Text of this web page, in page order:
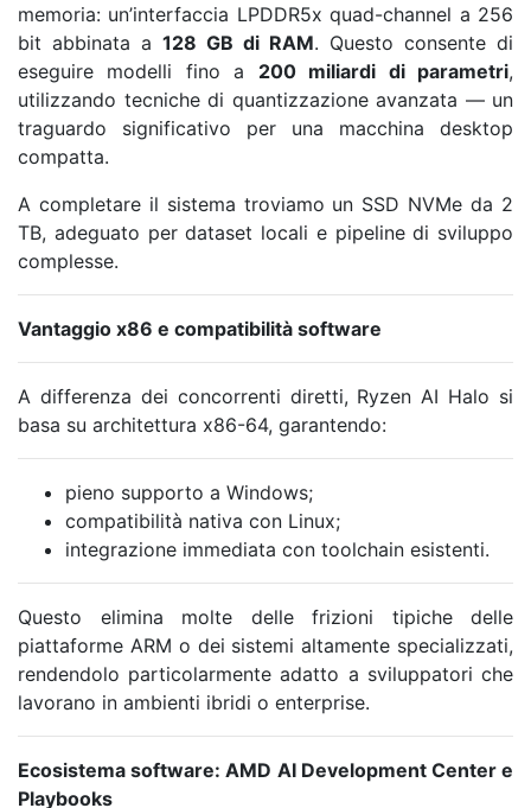
memoria: un’interfaccia LPDDR5x quad-channel a 256
bit abbinata a 128 GB di RAM. Questo consente di
eseguire modelli fino a 200 miliardi di parametri,
utilizzando tecniche di quantizzazione avanzata — un
traguardo significativo per una macchina desktop
compatta.
A completare il sistema troviamo un SSD NVMe da 2
TB, adeguato per dataset locali e pipeline di sviluppo
complesse.
Vantaggio x86 e compatibilità software
A differenza dei concorrenti diretti, Ryzen AI Halo si
basa su architettura x86-64, garantendo:
pieno supporto a Windows;
compatibilità nativa con Linux;
integrazione immediata con toolchain esistenti.
Questo elimina molte delle frizioni tipiche delle
piattaforme ARM o dei sistemi altamente specializzati,
rendendolo particolarmente adatto a sviluppatori che
lavorano in ambienti ibridi o enterprise.
Ecosistema software: AMD AI Development Center e
Playbooks